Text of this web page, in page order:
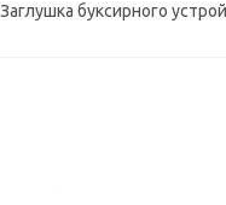
Заглушка буксирного